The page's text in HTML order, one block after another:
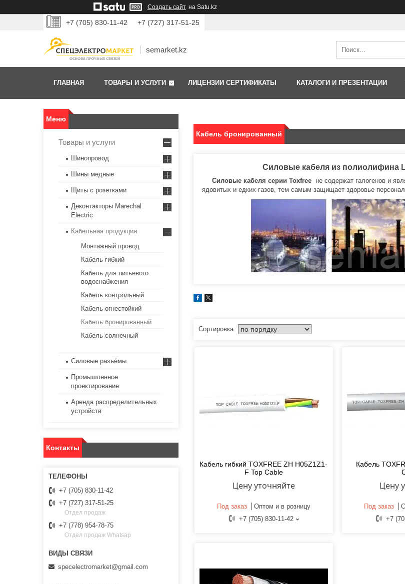
Создать сайт на Satu.kz
+7 (705) 830-11-42 +7 (727) 317-51-25
semarket.kz
ГЛАВНАЯ ТОВАРЫ И УСЛУГИ ЛИЦЕНЗИИ СЕРТИФИКАТЫ КАТАЛОГИ И ПРЕЗЕНТАЦИИ
Кабель бронированный
Силовые кабеля из полиолифина
Силовые кабеля серии Toxfree не содержат галогенов и
ядовитых и едких газов, тем самым защищает здоровье
Кабель гибкий TOXFREE ZH H05Z1Z1-
F Top Cable
Цену уточняйте
Под заказ
Оптом и в розницу
+7 (705) 830-11-42
Кабель
Цену
Под заказ
+7
Товары и услуги
Шинопровод
Шины медные
Щиты с розетками
Деконтакторы Marechal
Electric
Кабельная продукция
Монтажный провод
Кабель гибкий
Кабель для питьевого
водоснабжения
Кабель контрольный
Кабель огнестойкий
Кабель бронированный
Кабель солнечный
Силовые разъёмы
Промышленное
проектирование
Аренда распределительных
устройств
Контакты
+7 (705) 830-11-42
+7 (727) 317-51-25
Отдел продаж
+7 (778) 954-78-75
Отдел продаж Whatsap
specelectromarket@gmail.com